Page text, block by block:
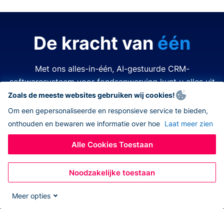
De kracht van één
Met ons alles-in-één, AI-gestuurde CRM-
softwaresysteem voor fondsenwerving kunt u alles uit
de kast halen.
Tijd is kostbaar. Middelen zijn beperkt. Het laatste wat
u wilt doen is een van beide verspillen. Donorbox
nonprofit CRM-software vereenvoudigt en verbetert
elk aspect van fondsenwerving, zodat u alles kunt
doen – allemaal op hetzelfde platform. Nooit meer
wisselen tussen verschillende apps, navigeren naar
Zoals de meeste websites gebruiken wij cookies!
Om een gepersonaliseerde en responsieve service te bieden,
onthouden en bewaren we informatie over hoe Laat meer zien
Alle Cookies Toestaan
Noodzakelijke toestaan
Meer opties